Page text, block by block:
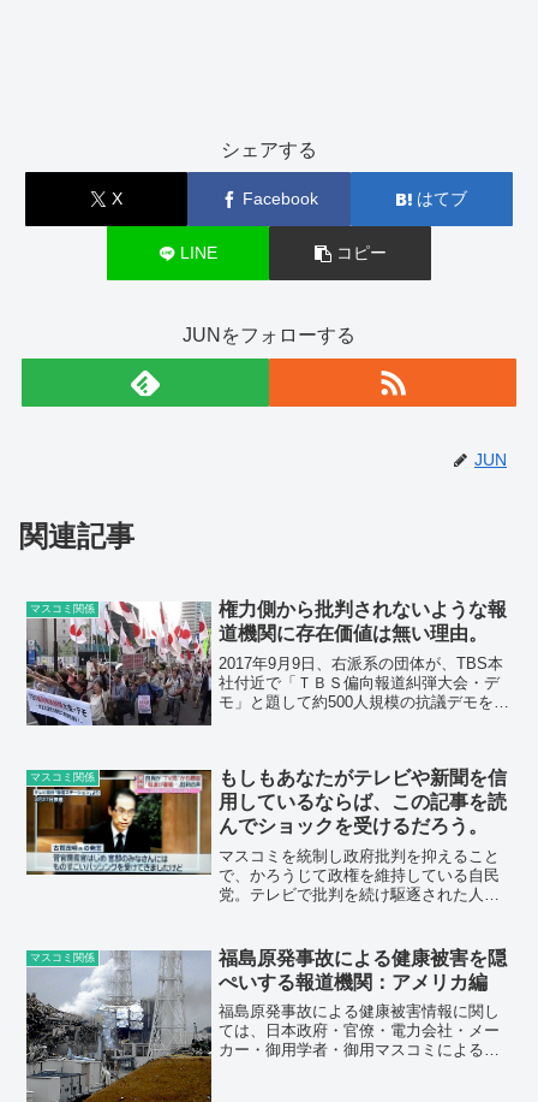
シェアする
X Facebook はてブ
LINE コピー
JUNをフォローする
JUN
関連記事
マスコミ関係
権力側から批判されないような報
道機関に存在価値は無い理由。
2017年9月9日、右派系の団体が、TBS本
社付近で「ＴＢＳ偏向報道糾弾大会・デ
モ」と題して約500人規模の抗議デモを行
操作を許さな...
マスコミ関係
もしもあなたがテレビや新聞を信
用しているならば、この記事を読
んでショックを受けるだろう。
マスコミを統制し政府批判を抑えること
で、かろうじて政権を維持している自民
党。テレビで批判を続け駆逐された人は
道ステーションで政府批判を繰り広げた
ために出演の機会を奪われ...
マスコミ関係
福島原発事故による健康被害を隠
ぺいする報道機関：アメリカ編
福島原発事故による健康被害情報に関し
ては、日本政府・官僚・電力会社・メー
カー・御用学者・御用マスコミによる隠